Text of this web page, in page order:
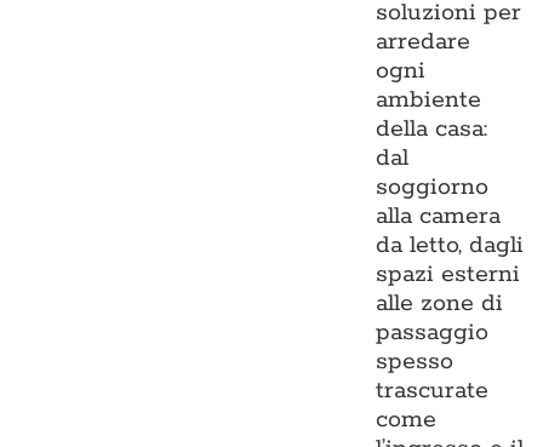
soluzioni per
arredare
ogni
ambiente
della casa:
dal
soggiorno
alla camera
da letto, dagli
spazi esterni
alle zone di
passaggio
spesso
trascurate
come